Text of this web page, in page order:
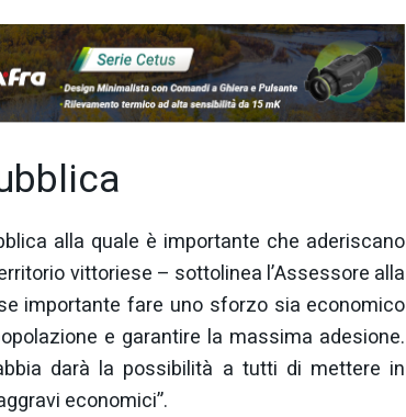
alla quale è importante che aderiscano
vittoriese – sottolinea l’Assessore alla
importante fare uno sforzo sia economico
e garantire la massima adesione.
darà la possibilità a tutti di mettere in
economici”.